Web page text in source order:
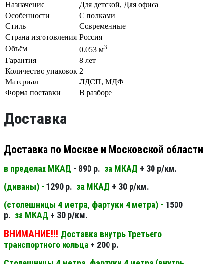
Назначение
Для детской, Для офиса
Особенности
С полками
Стиль
Современные
Страна изготовления Россия
Объём
0.053 м3
Гарантия
8 лет
Количество упаковок 2
Материал
ЛДСП, МДФ
Форма поставки
В разборе
Доставка
Доставка по Москве и Московской области
в пределах МКАД - 890 р. за МКАД + 30 р/км.
(диваны) - 1290 р. за МКАД + 30 р/км.
(столешницы 4 метра, фартуки 4 метра) - 1500
р. за МКАД + 30 р/км.
ВНИМАНИЕ!!! Доставка внутрь Третьего
транспортного кольца + 200 р.